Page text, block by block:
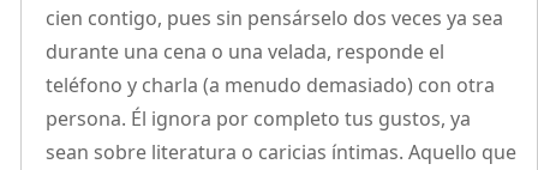
cien contigo, pues sin pensárselo dos veces ya sea
durante una cena o una velada, responde el
teléfono y charla (a menudo demasiado) con otra
persona. Él ignora por completo tus gustos, ya
sean sobre literatura o caricias íntimas. Aquello que